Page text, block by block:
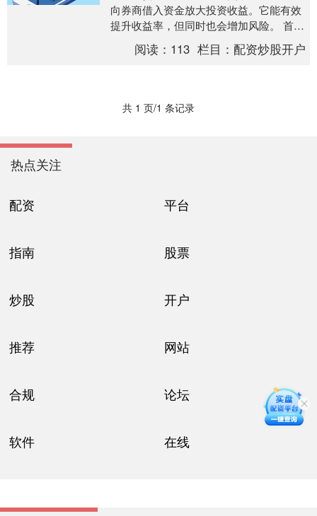
向券商借入资金放大投资收益。它能有效
提升收益率，但同时也会增加风险。 首选
配资平台应具备完善的风控体系，保障资
金安全。平台应....
阅读： 113 栏目：配资炒股开户
共 1 页/1 条记录
热点关注
配资 平台
指南 股票
炒股 开户
推荐 网站
合规 论坛
软件 在线